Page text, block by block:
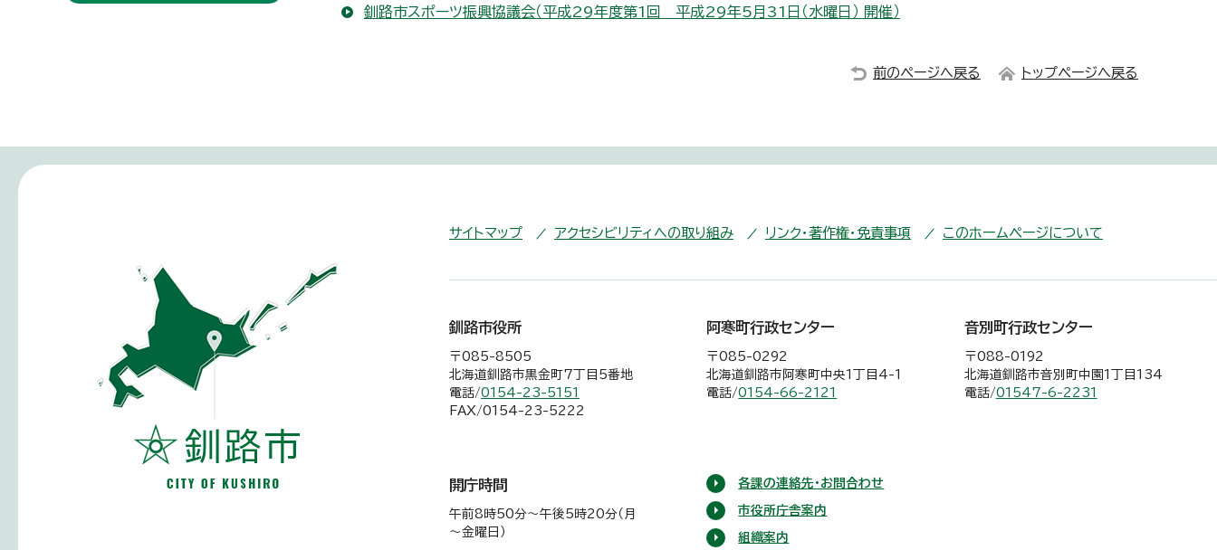
釧路市スポーツ振興協議会（平成29年度第1回 平成29年5月31日（水曜日） 開催）
前のページへ戻る トップページへ戻る
サイトマップ アクセシビリティへの取り組み リンク・著作権・免責事項 このホームページについて
釧路市役所
〒085-8505
北海道釧路市黒金町7丁目5番地
電話/0154-23-5151
FAX/0154-23-5222
阿寒町行政センター
〒085-0292
北海道釧路市阿寒町中央1丁目4-1
電話/0154-66-2121
音別町行政センター
〒088-0192
北海道釧路市音別町中園1丁目134
電話/01547-6-2231
開庁時間
午前8時50分～午後5時20分（月
～金曜日）
各課の連絡先・お問合わせ
市役所庁舎案内
組織案内